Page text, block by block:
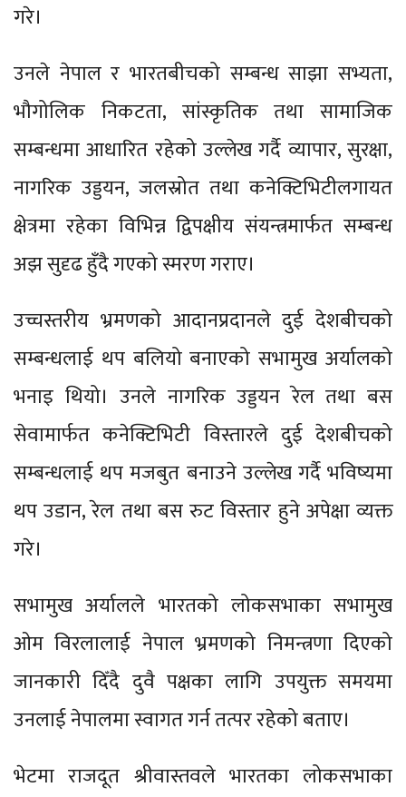
गरे।
उनले नेपाल र भारतबीचको सम्बन्ध साझा सभ्यता,
भौगोलिक निकटता, सांस्कृतिक तथा सामाजिक
सम्बन्धमा आधारित रहेको उल्लेख गर्दै व्यापार, सुरक्षा,
नागरिक उड्डयन, जलस्रोत तथा कनेक्टिभिटीलगायत
क्षेत्रमा रहेका विभिन्न द्विपक्षीय संयन्त्रमार्फत सम्बन्ध
अझ सुदृढ हुँदै गएको स्मरण गराए।
उच्चस्तरीय भ्रमणको आदानप्रदानले दुई देशबीचको
सम्बन्धलाई थप बलियो बनाएको सभामुख अर्यालको
भनाइ थियो। उनले नागरिक उड्डयन रेल तथा बस
सेवामार्फत कनेक्टिभिटी विस्तारले दुई देशबीचको
सम्बन्धलाई थप मजबुत बनाउने उल्लेख गर्दै भविष्यमा
थप उडान, रेल तथा बस रुट विस्तार हुने अपेक्षा व्यक्त
गरे।
सभामुख अर्यालले भारतको लोकसभाका सभामुख
ओम विरलालाई नेपाल भ्रमणको निमन्त्रणा दिएको
जानकारी दिँदै दुवै पक्षका लागि उपयुक्त समयमा
उनलाई नेपालमा स्वागत गर्न तत्पर रहेको बताए।
भेटमा राजदूत श्रीवास्तवले भारतका लोकसभाका